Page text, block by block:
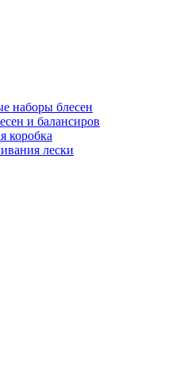
наборы блесен
и балансиров
коробка
лески